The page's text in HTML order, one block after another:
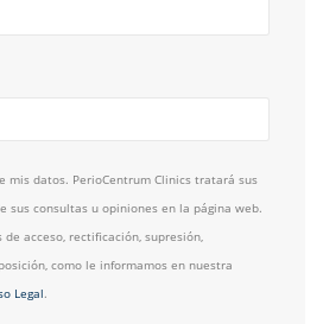
mis datos. PerioCentrum Clinics tratará sus
sus consultas u opiniones en la página web.
acceso, rectificación, supresión,
como le informamos en nuestra
Legal.